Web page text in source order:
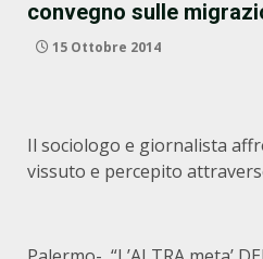
convegno sulle
15 Ottobre 2014
Il sociologo e giornalista
vissuto e percepito